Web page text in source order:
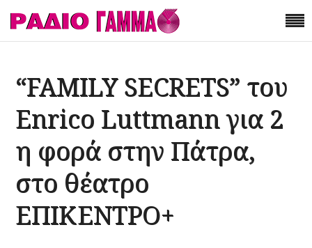
“FAMILY SECRETS” του
Enrico Luttmann για 2
η φορά στην Πάτρα,
στο θέατρο
ΕΠΙΚΕΝΤΡΟ+